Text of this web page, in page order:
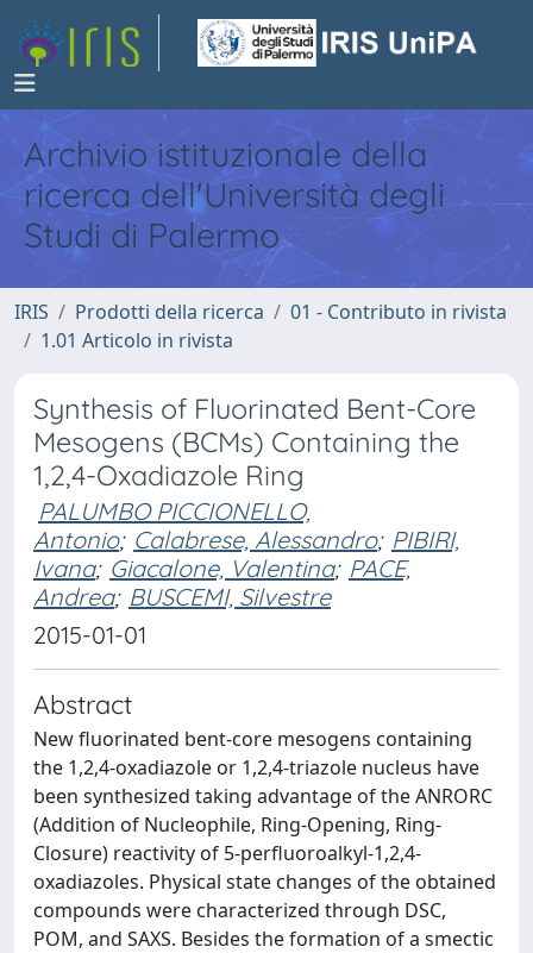
Archivio istituzionale della
ricerca dell'Università degli
Studi di Palermo
IRIS Prodotti della ricerca
01 - Contributo in rivista
1.01 Articolo in rivista
Synthesis of Fluorinated Bent-Core
Mesogens (BCMs) Containing the
1,2,4-Oxadiazole Ring
PALUMBO PICCIONELLO,
Antonio; Calabrese, Alessandro; PIBIRI,
Ivana; Giacalone, Valentina; PACE,
Andrea; BUSCEMI, Silvestre
2015-01-01
Abstract
New fluorinated bent-core mesogens containing
the 1,2,4-oxadiazole or 1,2,4-triazole nucleus have
been synthesized taking advantage of the ANRORC
(Addition of Nucleophile, Ring-Opening, Ring-
Closure) reactivity of 5-perfluoroalkyl-1,2,4-
oxadiazoles. Physical state changes of the obtained
compounds were characterized through DSC,
POM, and SAXS. Besides the formation of a smectic